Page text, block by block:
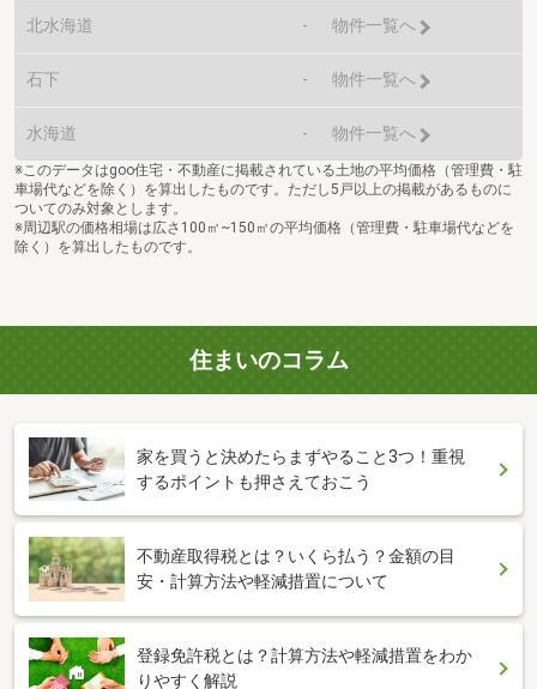
北水海道 - 物件一覧へ
石下 - 物件一覧へ
水海道 - 物件一覧へ
※このデータはgoo住宅・不動産に掲載されている土地の平均価格（管理費・駐
車場代などを除く）を算出したものです。ただし5戸以上の掲載があるものに
ついてのみ対象とします。
※周辺駅の価格相場は広さ100㎡~150㎡の平均価格（管理費・駐車場代などを
除く）を算出したものです。
住まいのコラム
家を買うと決めたらまずやること3つ！重視
するポイントも押さえておこう
不動産取得税とは？いくら払う？金額の目
安・計算方法や軽減措置について
登録免許税とは？計算方法や軽減措置をわか
りやすく解説